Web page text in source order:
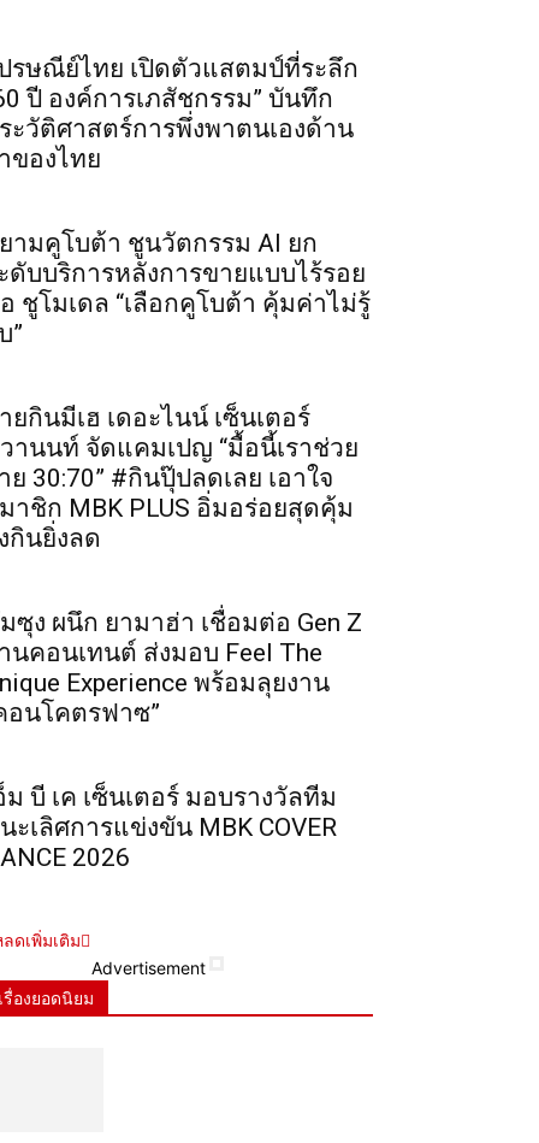
รษณีย์ไทย เปิดตัวแสตมป์ที่ระลึก
ปี องค์การเภสัชกรรม” บันทึก
ะวัติศาสตร์การพึ่งพาตนเองด้าน
ของไทย
ามคูโบต้า ชูนวัตกรรม AI ยก
ดับบริการหลังการขายแบบไร้รอย
ชูโมเดล “เลือกคูโบต้า คุ้มค่าไม่รู้
”
ยกินมีเฮ เดอะไนน์ เซ็นเตอร์
านนท์ จัดแคมเปญ “มื้อนี้เราช่วย
ย 30:70” #กินปุ๊ปลดเลย เอาใจ
าชิก MBK PLUS อิ่มอร่อยสุดคุ้ม
กินยิ่งลด
ซุง ผนึก ยามาฮ่า เชื่อมต่อ Gen Z
นคอนเทนต์ ส่งมอบ Feel The
Experience พร้อมลุยงาน
อนโคตรฟาซ”
ม บี เค เซ็นเตอร์ มอบรางวัลทีม
ะเลิศการแข่งขัน MBK COVER
2026
ดเพิ่มเติม
Advertisement
เรื่องยอดนิยม